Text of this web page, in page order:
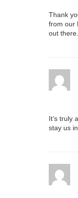
Thank
from our
out there.
It’s truly
stay us